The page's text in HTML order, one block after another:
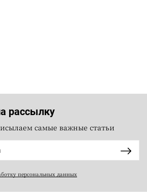
рассылку
самые важные статьи
персональных данных